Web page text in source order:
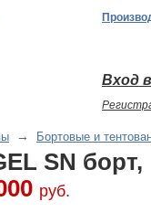
Вход
→ Бортовые и
SN борт,
руб.